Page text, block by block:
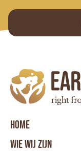
HOME
WIE WIJ ZIJN